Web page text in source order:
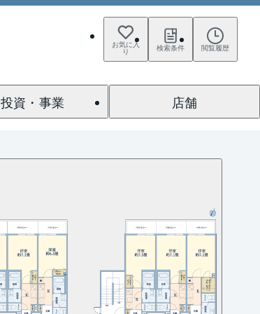
お気に入
り 検索条件 閲覧履歴
投資・事業 店舗